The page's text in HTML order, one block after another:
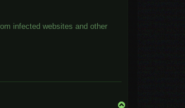
infected websites and other